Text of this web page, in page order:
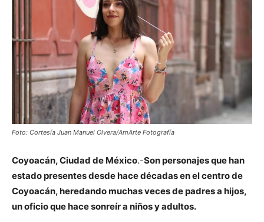
Foto: Cortesía Juan Manuel Olvera/AmArte Fotografía
Coyoacán, Ciudad de México.-Son personajes que han
estado presentes desde hace décadas en el centro de
Coyoacán, heredando muchas veces de padres a hijos,
un oficio que hace sonreír a niños y adultos.